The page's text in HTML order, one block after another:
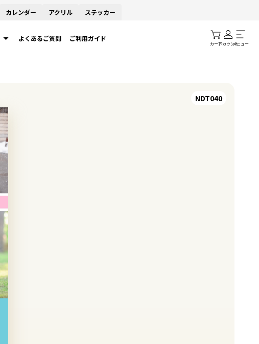
カレンダー アクリル ステッカー
よくあるご質問 ご利用ガイド
カートアカウントメニュー
NDT040